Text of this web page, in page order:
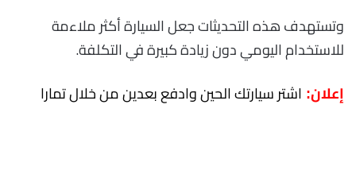
وتستهدف هذه التحديثات جعل السيارة أكثر ملاءمة
للاستخدام اليومي دون زيادة كبيرة في التكلفة.
إعلان: اشتر سيارتك الحين وادفع بعدين من خلال تمارا